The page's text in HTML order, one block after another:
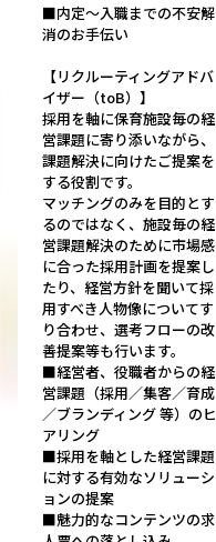
■内定～入職までの不安解
消のお手伝い
【リクルーティングアドバ
イザー（toB）】
採用を軸に保育施設毎の経
営課題に寄り添いながら、
課題解決に向けたご提案を
する役割です。
マッチングのみを目的とす
るのではなく、施設毎の経
営課題解決のために市場感
に合った採用計画を提案し
たり、経営方針を聞いて採
用すべき人物像についてす
り合わせ、選考フローの改
善提案等も行います。
■経営者、役職者からの経
営課題（採用／集客／育成
／ブランディング 等）のヒ
アリング
■採用を軸とした経営課題
に対する有効なソリューシ
ョンの提案
■魅力的なコンテンツの求